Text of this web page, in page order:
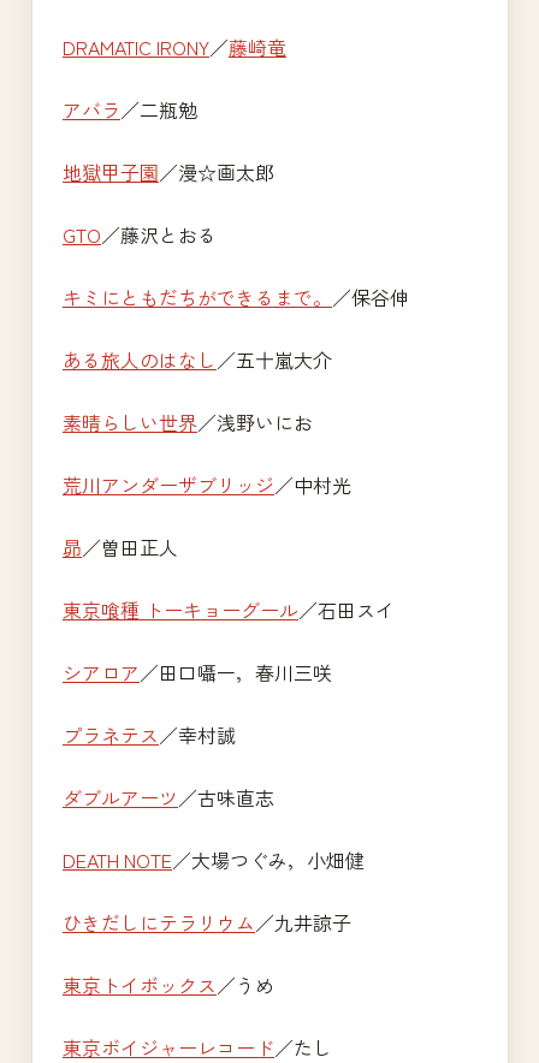
DRAMATIC IRONY／藤崎竜
アバラ／二瓶勉
地獄甲子園／漫☆画太郎
GTO／藤沢とおる
キミにともだちができるまで。 ／保谷伸
ある旅人のはなし ／五十嵐大介
素晴らしい世界／浅野いにお
荒川アンダーザブリッジ／中村光
昴／曽田正人
東京喰種 トーキョーグール／石田スイ
シアロア／田口囁一，春川三咲
プラネテス／幸村誠
ダブルアーツ／古味直志
DEATH NOTE／大場つぐみ，小畑健
ひきだしにテラリウム／九井諒子
東京トイボックス／うめ
東京ボイジャーレコード／たし